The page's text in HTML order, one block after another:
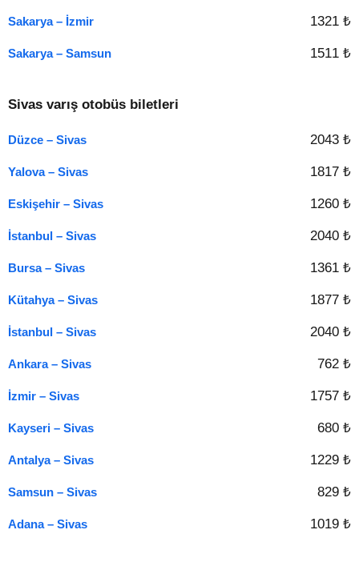
Sakarya – İzmir 1321 ₺
Sakarya – Samsun 1511 ₺
Sivas varış otobüs biletleri
Düzce – Sivas 2043 ₺
Yalova – Sivas 1817 ₺
Eskişehir – Sivas 1260 ₺
İstanbul – Sivas 2040 ₺
Bursa – Sivas 1361 ₺
Kütahya – Sivas 1877 ₺
İstanbul – Sivas 2040 ₺
Ankara – Sivas 762 ₺
İzmir – Sivas 1757 ₺
Kayseri – Sivas 680 ₺
Antalya – Sivas 1229 ₺
Samsun – Sivas 829 ₺
Adana – Sivas 1019 ₺